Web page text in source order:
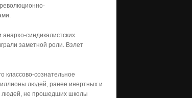
синдикалистских
заметной роли. Взлет
классово-сознательное
людей, ранее инертных и
людей, не прошедших школы